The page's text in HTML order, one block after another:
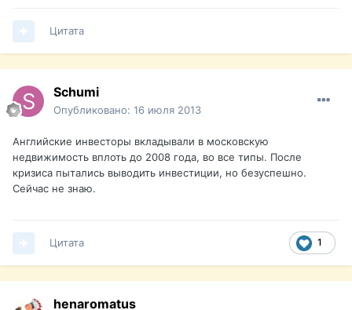
Цитата
Schumi
Опубликовано: 16 июля 2013
Английские инвесторы вкладывали в московскую
недвижимость вплоть до 2008 года, во все типы. После
кризиса пытались выводить инвестиции, но безуспешно.
Сейчас не знаю.
1
Цитата
henaromatus